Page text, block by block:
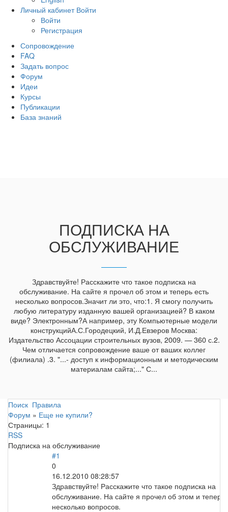
Личный кабинет Войти
Войти
Регистрация
Сопровождение
FAQ
Задать вопрос
Форум
Идеи
Курсы
Публикации
База знаний
ПОДПИСКА НА
ОБСЛУЖИВАНИЕ
Здравствуйте! Расскажите что такое подписка на
обслуживание. На сайте я прочел об этом и теперь есть
несколько вопросов.Значит ли это, что:1. Я смогу получить
любую литературу изданную вашей организацией? В каком
виде? Электронным?А например, эту Компьютерные модели
конструкцийА.С.Городецкий, И.Д.Евзеров Москва:
Издательство Ассоцации строительных вузов, 2009. — 360 с.2.
Чем отличается сопровождение ваше от ваших коллег
(филиала) .3. "...- доступ к информационным и методическим
материалам сайта;..." С...
Поиск Правила
Форум » Еще не купили?
Страницы: 1
RSS
Подписка на обслуживание
#1
0
16.12.2010 08:28:57
Здравствуйте! Расскажите что такое подписка на
обслуживание. На сайте я прочел об этом и теперь
несколько вопросов.